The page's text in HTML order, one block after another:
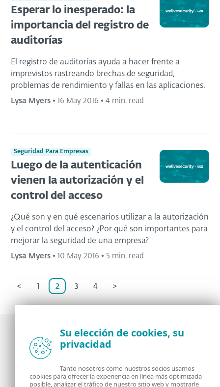
Esperar lo inesperado: la
importancia del registro de
auditorías
El registro de auditorías ayuda a hacer frente a
imprevistos rastreando brechas de seguridad,
problemas de rendimiento y fallas en las aplicaciones.
Lysa Myers • 16 May 2016 • 4 min. read
Seguridad Para Empresas
Luego de la autenticación
vienen la autorización y el
control del acceso
¿Qué son y en qué escenarios utilizar a la autorización
y el control del acceso? ¿Por qué son importantes para
mejorar la seguridad de una empresa?
Lysa Myers • 10 May 2016 • 5 min. read
< 1 2 3 4 >
Noticias, opiniones y análisis de la comunidad de
seguridad de ESET
Su elección de cookies, su
privacidad
Tanto nosotros como nuestros socios usamos
cookies para ofrecer la experiencia en línea más optimizada
posible, analizar el tráfico de nuestro sitio web y mostrarle